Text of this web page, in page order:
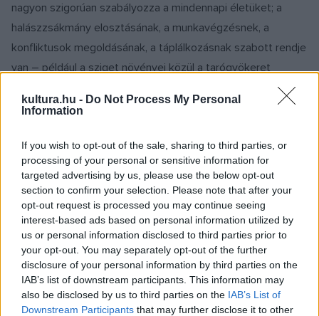
kultura.hu - Do Not Process My Personal
Information
If you wish to opt-out of the sale, sharing to third parties, or
processing of your personal or sensitive information for
targeted advertising by us, please use the below opt-out
section to confirm your selection. Please note that after your
opt-out request is processed you may continue seeing
interest-based ads based on personal information utilized by
us or personal information disclosed to third parties prior to
your opt-out. You may separately opt-out of the further
disclosure of your personal information by third parties on the
IAB’s list of downstream participants. This information may
also be disclosed by us to third parties on the IAB’s List of
Downstream Participants that may further disclose it to other
nagyon szigorúan szabályozza a mindennapi életüket; a
halászzsákmány elosztásának, a munkavégzésnek, a
konfliktusok megoldásának, a táplálkozásnak szabott rendje
van – például a sziget növényei közül a tarógyökeret
fogyasztják, de a gyümölcsök már tabunak minősülnek, fő
élelmük a tengerből származik, különböző halfajtákat,
napi fogásból mindenki egyformán kap, hazaviszi, és csak
azok ehetnek belőle, akik a búvárral egy fedél alatt laknak.
Tilos megosztani a szomszéddal vagy a rokonnal. Otthon az
ételt aszerint osztják el, ki mennyit dolgozott. Ha rossz a
fogás, megesik, hogy a gyerekeknek már nem jut étel – de
ilyenkor tilos az is, hogy egy felnőtt a maga adagját odaadja
a gyerekeknek.
Ezeket a szabályokat Az ősök éneke foglalja össze – a